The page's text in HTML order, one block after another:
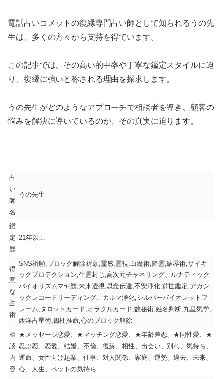
電話占いコメットの復縁専門占い師として知られるうの先
生は、多くの方々から支持を得ています。
この記事では、その高い的中率や丁寧な鑑定スタイルに迫
り、復縁に強いと称される理由を探求します。
うの先生がどのようなアプローチで相談者を導き、顧客の
悩みを解決に導いているのか、その真実に迫ります。
占
い
師
名
うの先生
鑑
定
歴
21年以上
得
意
な
占
術
SNS祈願,ブロック解除祈願,霊感,霊視,白魔術,降霊,結界術,サイキ
ックプロテクション,生霊封じ,高次元チャネリング、ルナティック
バイオリズムマヤ歴,未来透視,思念伝達,不安浄化,前世鑑定,アカシ
ックレコードリーディング、カルマ浄化,シルバーバイオレットフ
レーム,タロットカード,オラクルカード,数秘術,姓名判断,九星気学,
西洋占星術,四柱推命,心のブロック解除
相
談
内
容
★メッセージ恋愛、★マッチング恋愛、★年齢差恋、★同性愛、★
忍ぶ恋、恋愛、結婚、不倫、復縁、相性、出会い、別れ、気持ち、
運命、女性向け起業、仕事、対人関係、家庭、運勢、過去、未来、
心、人生、ペットの気持ち